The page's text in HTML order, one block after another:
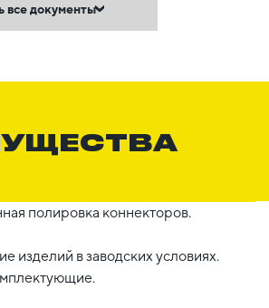
все документы
полировка коннекторов.
изделий в заводских условиях.